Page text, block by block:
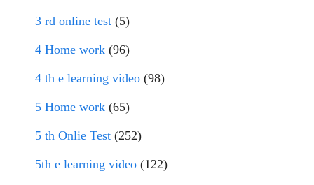
3 rd online test (5)
4 Home work (96)
4 th e learning video (98)
5 Home work (65)
5 th Onlie Test (252)
5th e learning video (122)